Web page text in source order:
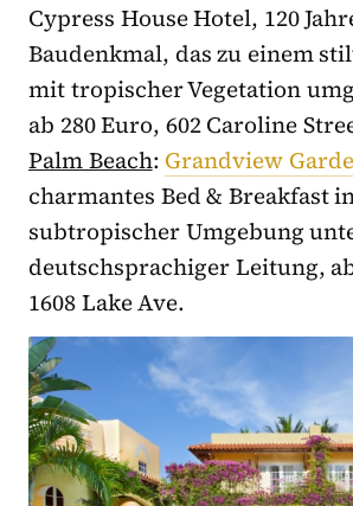
Cypress House Hotel, 120
Baudenkmal, das zu einem
mit tropischer Vegetation
ab 280 Euro, 602 Caroline
Palm Beach: Grandview
charmantes Bed & Breakfast
subtropischer Umgebung
deutschsprachiger Leitung,
1608 Lake Ave.